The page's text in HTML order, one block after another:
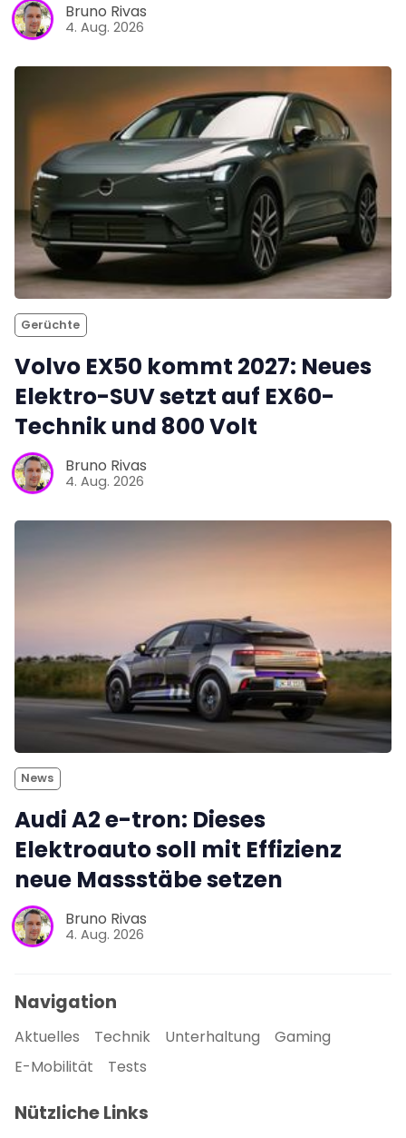
Bruno Rivas
4. Aug. 2026
Gerüchte
Volvo EX50 kommt 2027: Neues
Elektro-SUV setzt auf EX60-
Technik und 800 Volt
Bruno Rivas
4. Aug. 2026
News
Audi A2 e-tron: Dieses
Elektroauto soll mit Effizienz
neue Massstäbe setzen
Bruno Rivas
4. Aug. 2026
Navigation
Aktuelles Technik Unterhaltung
Gaming
E-Mobilität
Tests
Nützliche Links